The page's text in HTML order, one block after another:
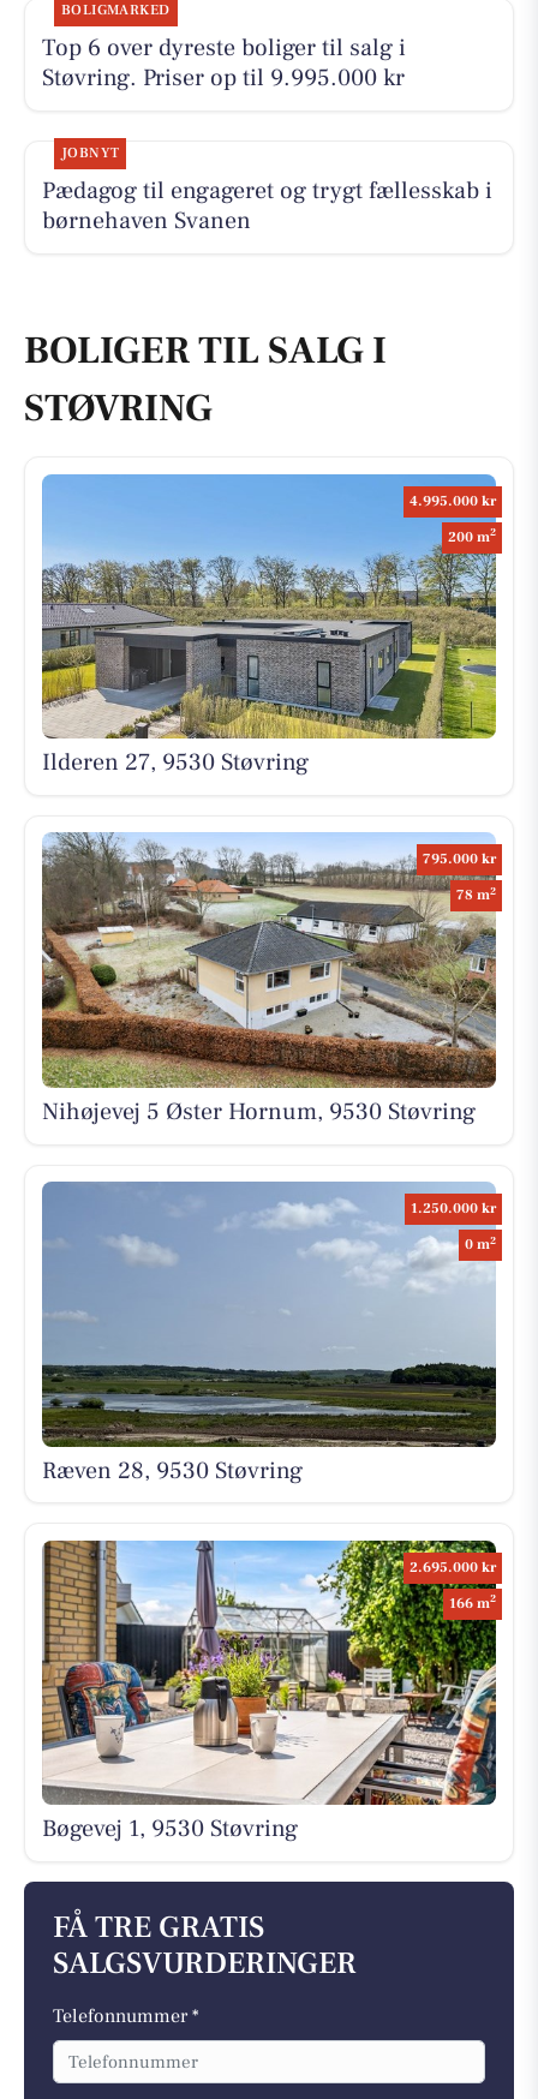
BOLIGMARKED
Top 6 over dyreste boliger til salg i
Støvring. Priser op til 9.995.000 kr
JOBNYT
Pædagog til engageret og trygt fællesskab i
børnehaven Svanen
BOLIGER TIL SALG I
STØVRING
4.995.000 kr
200 m2
Ilderen 27, 9530 Støvring
795.000 kr
78 m2
Nihøjevej 5 Øster Hornum, 9530 Støvring
1.250.000 kr
0 m2
Ræven 28, 9530 Støvring
2.695.000 kr
166 m2
Bøgevej 1, 9530 Støvring
FÅ TRE GRATIS
SALGSVURDERINGER
Telefonnummer *